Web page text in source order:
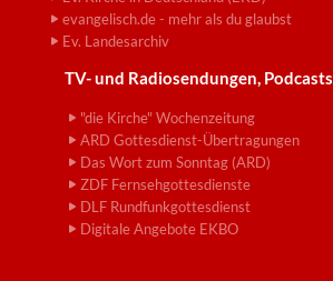
evangelisch.de - mehr als du glaubst
Ev. Landesarchiv
TV- und Radiosendungen, Podcasts
"die Kirche" Wochenzeitung
ARD Gottesdienst-Übertragungen
Das Wort zum Sonntag (ARD)
ZDF Fernsehgottesdienste
DLF Rundfunkgottesdienst
Digitale Angebote EKBO